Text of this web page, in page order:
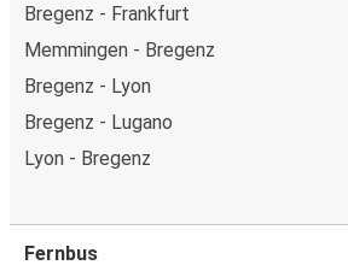
Bregenz - Frankfurt
Memmingen - Bregenz
Bregenz - Lyon
Bregenz - Lugano
Lyon - Bregenz
Fernbus